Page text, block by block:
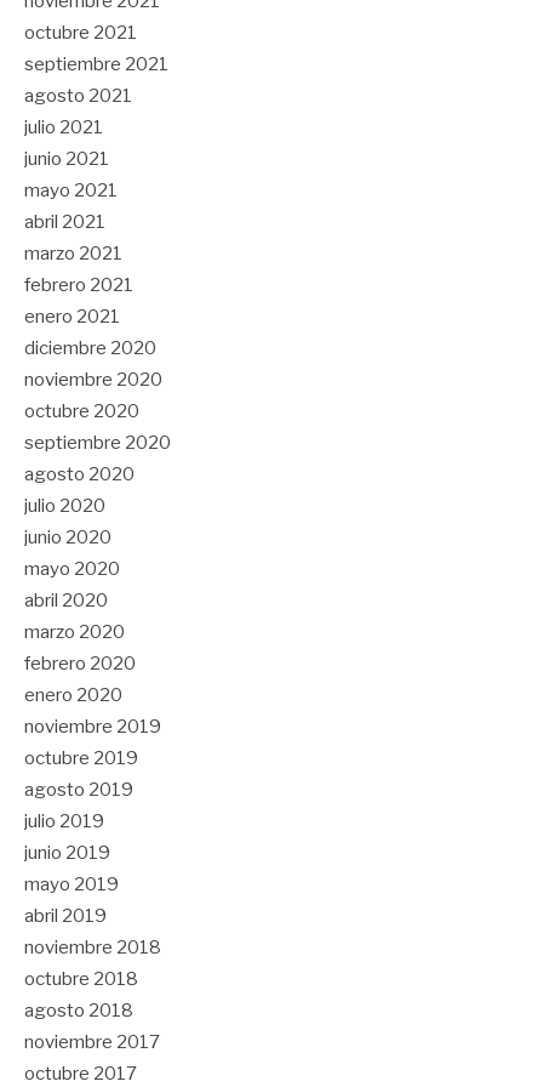
octubre 2021
septiembre 2021
agosto 2021
julio 2021
junio 2021
mayo 2021
abril 2021
marzo 2021
febrero 2021
enero 2021
diciembre 2020
noviembre 2020
octubre 2020
septiembre 2020
agosto 2020
julio 2020
junio 2020
mayo 2020
abril 2020
marzo 2020
febrero 2020
enero 2020
noviembre 2019
octubre 2019
agosto 2019
julio 2019
junio 2019
mayo 2019
abril 2019
noviembre 2018
octubre 2018
agosto 2018
noviembre 2017
octubre 2017